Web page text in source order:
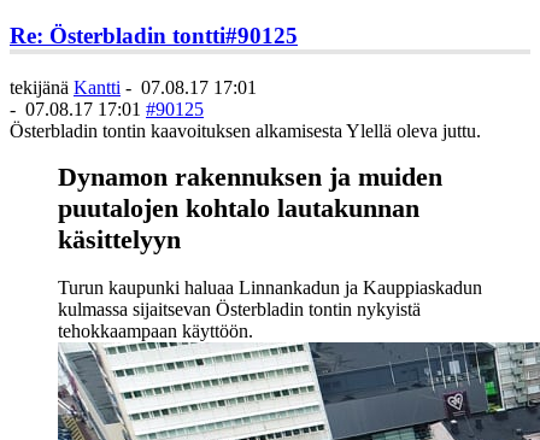
Re: Österbladin tontti#90125
tekijänä Kantti - 07.08.17 17:01
- 07.08.17 17:01 #90125
Österbladin tontin kaavoituksen alkamisesta Ylellä oleva juttu.
Dynamon rakennuksen ja muiden
puutalojen kohtalo lautakunnan
käsittelyyn
Turun kaupunki haluaa Linnankadun ja Kauppiaskadun
kulmassa sijaitsevan Österbladin tontin nykyistä
tehokkaampaan käyttöön.